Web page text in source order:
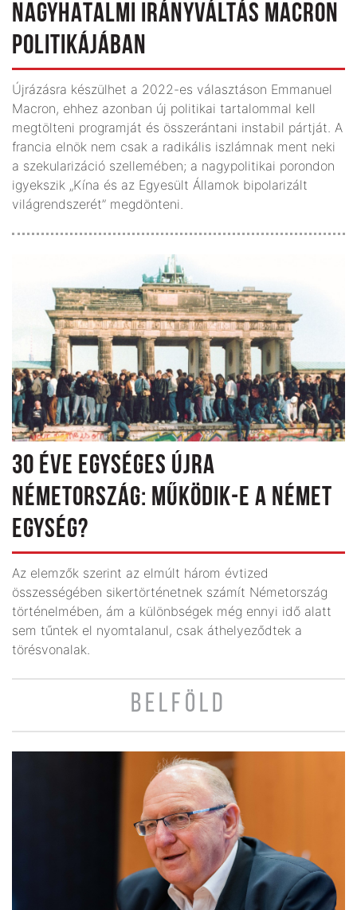
NAGYHATALMI IRÁNYVÁLTÁS MACRON
POLITIKÁJÁBAN
Újrázásra készülhet a 2022-es választáson Emmanuel
Macron, ehhez azonban új politikai tartalommal kell
megtölteni programját és összerántani instabil pártját. A
francia elnök nem csak a radikális iszlámnak ment neki
a szekularizáció szellemében; a nagypolitikai porondon
igyekszik „Kína és az Egyesült Államok bipolarizált
világrend­szerét” megdönteni.
30 ÉVE EGYSÉGES ÚJRA
NÉMETORSZÁG: MŰKÖDIK-E A NÉMET
EGYSÉG?
Az elemzők szerint az elmúlt három évtized
összességében sikertörténetnek számít Németország
történelmében, ám a különbségek még ennyi idő alatt
sem tűntek el nyomtalanul, csak áthelyeződtek a
törésvonalak.
BELFÖLD